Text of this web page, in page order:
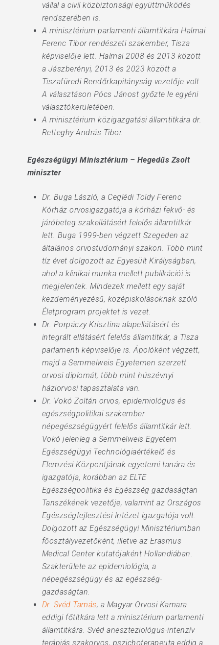
vállal a civil közbiztonsági együttműködés
rendszerében is.
A minisztérium parlamenti államtitkára Halmai
Ferenc Tibor rendészeti szakember, Tisza
képviselője lett. Halmai 2008 és 2013 között
a Jászberényi, 2013 és 2023 között a
Tiszafüredi Rendőrkapitányság vezetője volt.
A választáson Pócs Jánost győzte le egyéni
választókerületében.
A minisztérium közigazgatási államtitkára dr.
Retteghy András Tibor.
Egészségügyi Minisztérium – Hegedűs Zsolt
miniszter
Dr. Buga László, a Ceglédi Toldy Ferenc
Kórház orvosigazgatója a kórházi fekvő- és
járóbeteg szakellátásért felelős államtitkár
lett. Buga 1999-ben végzett Szegeden az
általános orvostudományi szakon. Több mint
tíz évet dolgozott az Egyesült Királyságban,
ahol a klinikai munka mellett publikációi is
megjelentek. Mindezek mellett egy saját
kezdeményezésű, középiskolásoknak szóló
Életprogram projektet is vezet.
Dr. Porpáczy Krisztina alapellátásért és
integrált ellátásért felelős államtitkár, a Tisza
parlamenti képviselője is. Ápolóként végzett,
majd a Semmelweis Egyetemen szerzett
orvosi diplomát, több mint húszévnyi
háziorvosi tapasztalata van.
Dr. Vokó Zoltán orvos, epidemiológus és
egészségpolitikai szakember
népegészségügyért felelős államtitkár lett.
Vokó jelenleg a Semmelweis Egyetem
Egészségügyi Technológiaértékelő és
Elemzési Központjának egyetemi tanára és
igazgatója, korábban az ELTE
Egészségpolitika és Egészség-gazdaságtan
Tanszékének vezetője, valamint az Országos
Egészségfejlesztési Intézet igazgatója volt.
Dolgozott az Egészségügyi Minisztériumban
főosztályvezetőként, illetve az Erasmus
Medical Center kutatójaként Hollandiában.
Szakterülete az epidemiológia, a
népegészségügy és az egészség-
gazdaságtan.
Dr. Svéd Tamás, a Magyar Orvosi Kamara
eddigi főtitkára lett a minisztérium parlamenti
államtitkára. Svéd aneszteziológus-intenzív
terápiás szakorvos, pszichoterapeuta eddig a